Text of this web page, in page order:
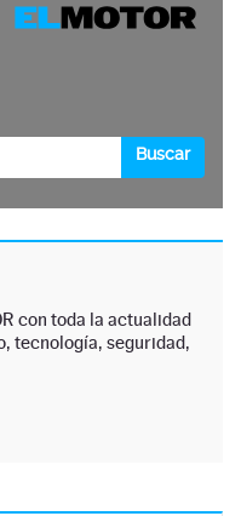
con toda la actualidad
tecnología, seguridad,